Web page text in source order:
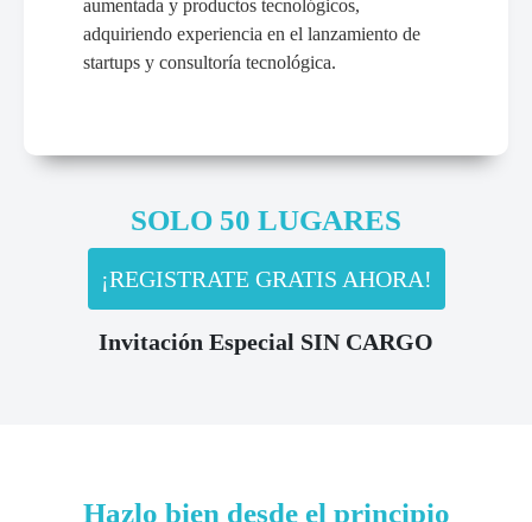
aumentada y productos tecnológicos,
adquiriendo experiencia en el lanzamiento de
startups y consultoría tecnológica.
SOLO 50 LUGARES
¡REGISTRATE GRATIS AHORA!
Invitación Especial SIN CARGO
Hazlo bien desde el principio